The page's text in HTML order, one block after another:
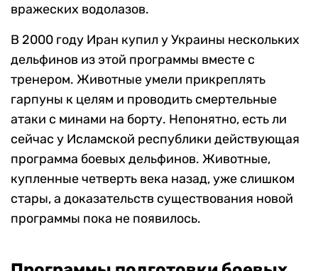
вражеских водолазов.
В 2000 году Иран купил у Украины нескольких
дельфинов из этой программы вместе с
тренером. Животные умели прикреплять
гарпуны к целям и проводить смертельные
атаки с минами на борту. Непонятно, есть ли
сейчас у Исламской республики действующая
программа боевых дельфинов. Животные,
купленные четверть века назад, уже слишком
стары, а доказательств существования новой
программы пока не появилось.